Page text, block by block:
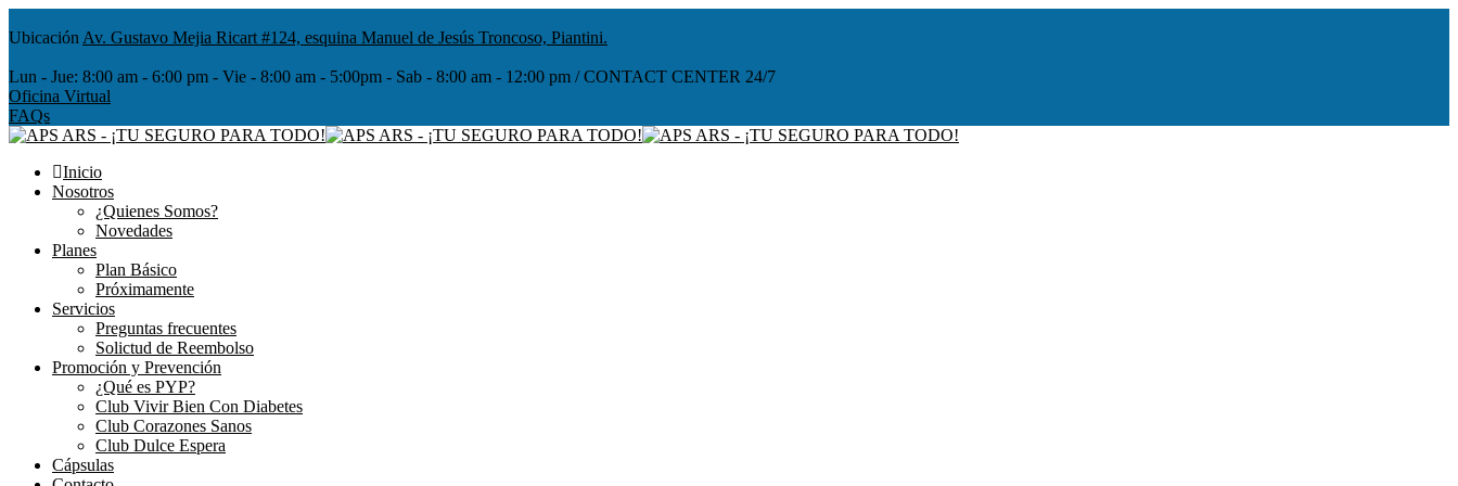
Ubicación Av. Gustavo Mejia Ricart #124, esquina Manuel de Jesús Troncoso, Piantini.
Lun - Jue: 8:00 am - 6:00 pm - Vie - 8:00 am - 5:00pm - Sab - 8:00 am - 12:00 pm / CONTACT CENTER 24/7
Oficina Virtual
FAQs
Inicio
Nosotros
¿Quienes Somos?
Novedades
Planes
Plan Básico
Próximamente
Servicios
Preguntas frecuentes
Solictud de Reembolso
Promoción y Prevención
¿Qué es PYP?
Club Vivir Bien Con Diabetes
Club Corazones Sanos
Club Dulce Espera
Cápsulas